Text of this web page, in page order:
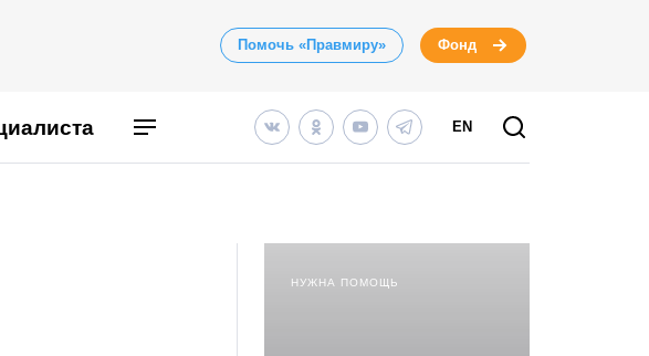
Помочь «Правмиру» Фонд
EN
НУЖНА ПОМОЩЬ